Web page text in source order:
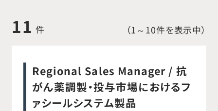
11 件 （1～10件を表示中）
Regional Sales Manager / 抗
がん薬調製・投与市場におけるフ
ァシールシステム製品